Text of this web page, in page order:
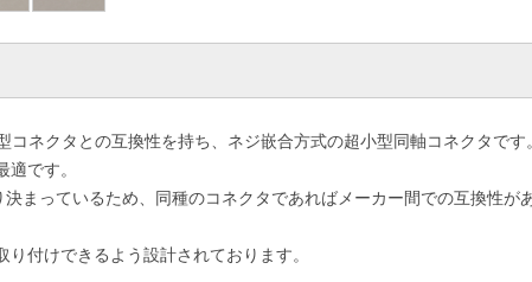
コネクタとの互換性を持ち、ネジ嵌合方式の超小型同軸コネクタです
です。
まっているため、同種のコネクタであればメーカー間での互換性が
付けできるよう設計されております。